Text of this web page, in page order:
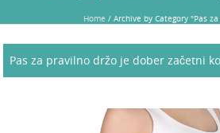
Home / Archive by Category "Pas
Pas za pravilno držo je dober začetni